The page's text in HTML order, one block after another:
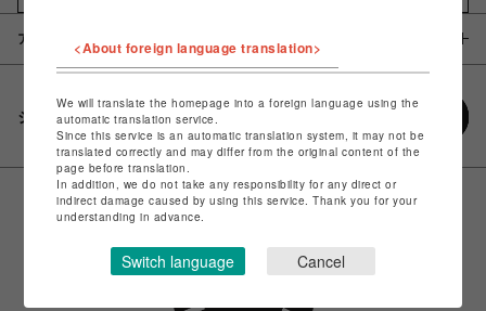
アイテム説明 / 素材
シェアする
<About foreign language translation>
We will translate the homepage into a foreign language using the
automatic translation service.
Since this service is an automatic translation system, it may not be
translated correctly and may differ from the original content of the
page before translation.
In addition, we do not take any responsibility for any direct or
indirect damage caused by using this service. Thank you for your
understanding in advance.
Switch language Cancel